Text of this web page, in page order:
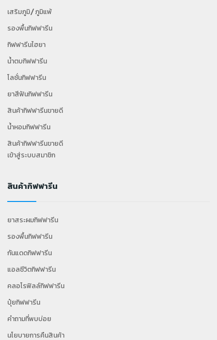
เสริมภูมิ/ภูมิแพ้
รองพื้นกิฟฟารีน
กิฟฟารีนไฮยา
น้ำตบกิฟฟารีน
โลชั่นกิฟฟารีน
ยาสีฟันกิฟฟารีน
สินค้ากิฟฟารีนขายดี
น้ำหอมกิฟฟารีน
สินค้ากิฟฟารีนขายดี
เข้าสู่ระบบสมาชิก
สินค้ากิฟฟารีน
ยาสระผมกิฟฟารีน
รองพื้นกิฟฟารีน
กันแดดกิฟฟารีน
แอลซีวิตกิฟฟารีน
คลอโรฟิลล์กิฟฟารีน
ปุ๋ยกิฟฟารีน
คำถามที่พบบ่อย
นโยบายการคืนสินค้า